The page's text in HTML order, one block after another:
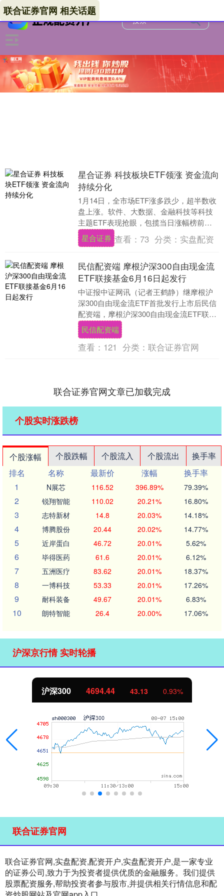
联合证券官网 相关话题
星合证券 科技板块ETF领涨 资金流向
持续分化
1月14日，全市场ETF涨多跌少，超半数收
盘上涨。软件、大数据、金融科技等科技
主题ETF表现抢眼，包揽当日涨幅榜前十
名且单只涨幅均超过5%。电网、银行等行
业相关....
星合证券 查看：73 分类： 实盘配资
民信配资端 摩根沪深300自由现金流
ETF联接基金6月16日起发行
中证报中证网讯（记者王鹤静）继摩根沪
深300自由现金流ETF首批发行上市后民信
配资端，摩根沪深300自由现金流ETF联接
基金（A类：024613、C类：0246....
民信配资端
查看： 121 分类： 联合证券官网
联合证券官网文章已加载完成
个股实时涨跌榜
个股涨幅 个股跌幅 个股流入 个股流出
换手率
排名
名称 最新价 涨幅
换手率
1
N展芯 116.52 396.89% 79.39%
2 锐翔智能 110.02 20.21% 16.80%
3 志特新材 14.8 20.03% 14.18%
4 博腾股份 20.44 20.02% 14.77%
5 近岸蛋白 46.72 20.01% 5.62%
6 毕得医药 61.6 20.01% 6.12%
7 五洲医疗 83.62 20.01% 18.37%
8 一博科技 53.33 20.01% 17.26%
9 耐科装备 49.67 20.01% 6.83%
10 朗特智能 26.4 20.00% 17.06%
沪深京行情 实时轮播
沪深300 4694.44 43.13 0.93%
联合证券官网
联合证券官网,实盘配资,配资开户,实盘配资开户,是一家专业
的证券公司,致力于为投资者提供优质的金融服务。我们提供
股票配资服务,帮助投资者参与股市,并提供相关行情信息和配